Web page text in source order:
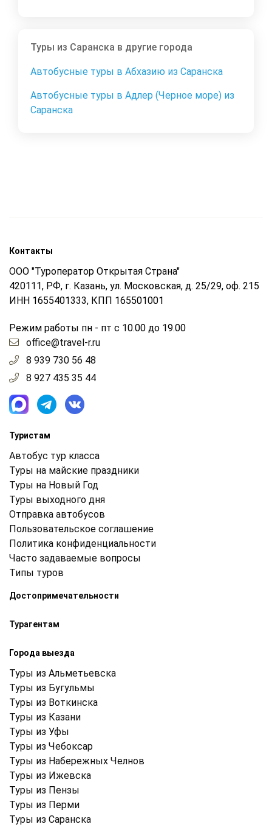
Туры из Саранска в другие города
Автобусные туры в Абхазию из Саранска
Автобусные туры в Адлер (Черное море) из
Саранска
Контакты
ООО "Туроператор Открытая Страна"
420111, РФ, г. Казань, ул. Московская, д. 25/29, оф. 215
ИНН 1655401333, КПП 165501001
Режим работы пн - пт с 10.00 до 19.00
office@travel-r.ru
8 939 730 56 48
8 927 435 35 44
Туристам
Автобус тур класса
Туры на майские праздники
Туры на Новый Год
Туры выходного дня
Отправка автобусов
Пользовательское соглашение
Политика конфиденциальности
Часто задаваемые вопросы
Типы туров
Достопримечательности
Турагентам
Города выезда
Туры из Альметьевска
Туры из Бугульмы
Туры из Воткинска
Туры из Казани
Туры из Уфы
Туры из Чебоксар
Туры из Набережных Челнов
Туры из Ижевска
Туры из Пензы
Туры из Перми
Туры из Саранска